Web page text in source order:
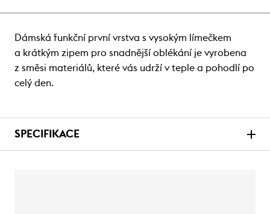
Dámská funkční první vrstva s vysokým límečkem
a krátkým zipem pro snadnější oblékání je vyrobena
z směsi materiálů, které vás udrží v teple a pohodlí po
celý den.
SPECIFIKACE